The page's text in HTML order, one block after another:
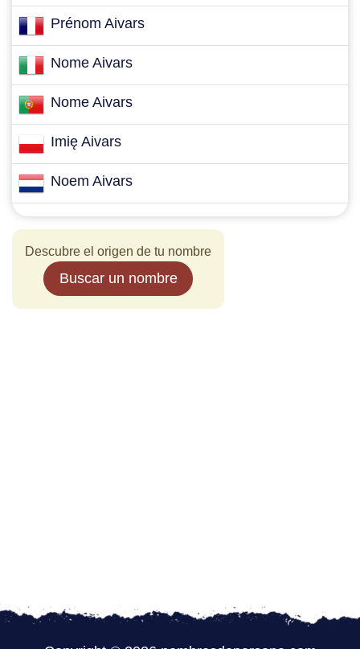
Prénom Aivars
Nome Aivars
Nome Aivars
Imię Aivars
Noem Aivars
Descubre el origen de tu nombre
Buscar un nombre